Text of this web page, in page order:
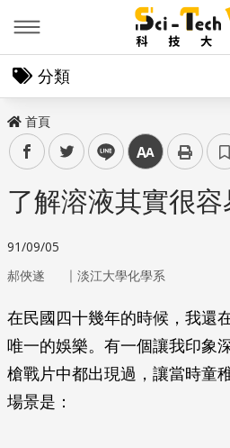
分類
首頁
facebooktwitter line 中
了解溶液其實很容
91/09/05
郝俠遂 ｜ 淡江大學化學系
在民國四十幾年的時候，我還
唯一的娛樂。有一個讓我印象
槍戰片中都出現過，讓當時童
場景是：